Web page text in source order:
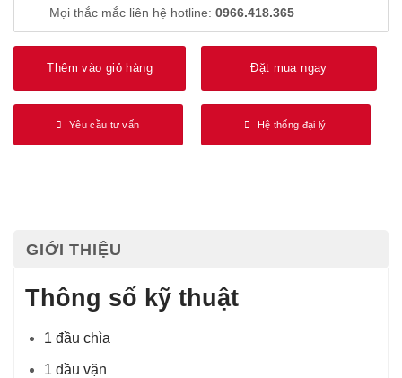
Mọi thắc mắc liên hệ hotline: 0966.418.365
Thêm vào giỏ hàng Đặt mua ngay
Yêu cầu tư vấn Hệ thống đại lý
GIỚI THIỆU
Thông số kỹ thuật
1 đầu chìa
1 đầu vặn